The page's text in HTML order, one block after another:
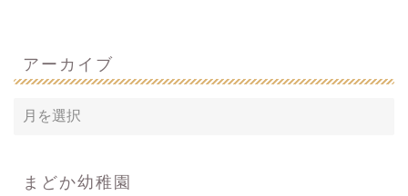
アーカイブ
まどか幼稚園